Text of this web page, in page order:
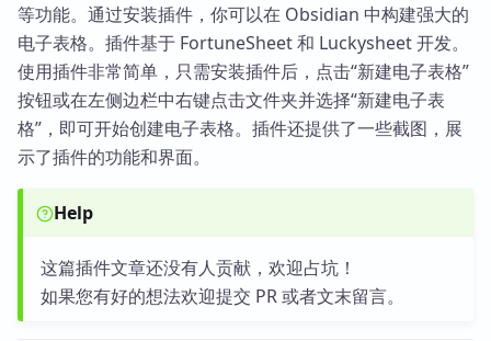
等功能。通过安装插件，你可以在 Obsidian 中构建强大的
电子表格。插件基于 FortuneSheet 和 Luckysheet 开发。
使用插件非常简单，只需安装插件后，点击“新建电子表格”
按钮或在左侧边栏中右键点击文件夹并选择“新建电子表
格”，即可开始创建电子表格。插件还提供了一些截图，展
示了插件的功能和界面。
Help
这篇插件文章还没有人贡献，欢迎占坑！
如果您有好的想法欢迎提交 PR 或者文末留言。